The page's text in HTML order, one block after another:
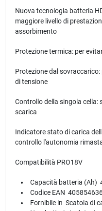
Nuova tecnologia batteria
maggiore livello di
assorbimento
Protezione termica: per
Protezione dal
di tensione
Controllo della singola cella:
scarica
Indicatore stato di carica
controllo l'autonomia
Compatibilità PRO18V
Capacità batteria (Ah)
Codice EAN
Fornibile in Scatola di